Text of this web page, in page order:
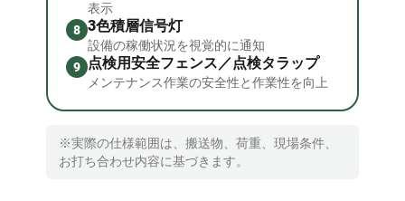
表示
8 3色積層信号灯
設備の稼働状況を視覚的に通知
9 点検用安全フェンス／点検タラップ
メンテナンス作業の安全性と作業性を向上
※実際の仕様範囲は、搬送物、荷重、現場条件、
お打ち合わせ内容に基づきます。